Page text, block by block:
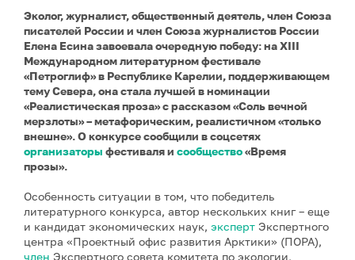
Эколог, журналист, общественный деятель, член Союза
писателей России и член Союза журналистов России
Елена Есина завоевала очередную победу: на XIII
Международном литературном фестивале
«Петроглиф» в Республике Карелии, поддерживающем
тему Севера, она стала лучшей в номинации
«Реалистическая проза» с рассказом «Соль вечной
мерзлоты» – метафорическим, реалистичном «только
внешне». О конкурсе сообщили в соцсетях
организаторы фестиваля и сообщество«Время
прозы».
Особенность ситуации в том, что победитель
литературного конкурса, автор нескольких книг – еще
и кандидат экономических наук, эксперт Экспертного
центра «Проектный офис развития Арктики» (ПОРА),
член Экспертного совета комитета по экологии,